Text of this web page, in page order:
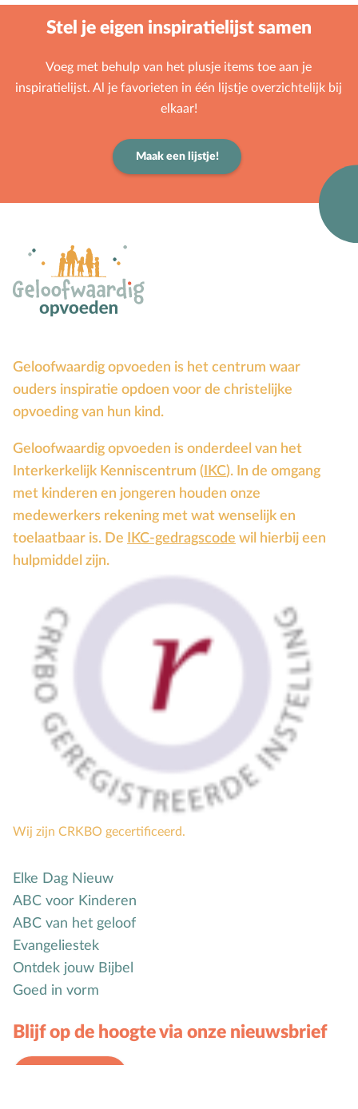
Stel je eigen inspiratielijst samen
Voeg met behulp van het plusje items toe aan je
inspiratielijst. Al je favorieten in één lijstje overzichtelijk bij
elkaar!
Maak een lijstje!
Geloofwaardig opvoeden is het centrum waar
ouders inspiratie opdoen voor de christelijke
opvoeding van hun kind.
Geloofwaardig opvoeden is onderdeel van het
Interkerkelijk Kenniscentrum ( IKC). In de omgang
met kinderen en jongeren houden onze
medewerkers rekening met wat wenselijk en
toelaatbaar is. De
IKC-gedragscode wil hierbij een
hulpmiddel zijn.
Wij zijn CRKBO gecertificeerd.
Elke Dag Nieuw
ABC voor Kinderen
ABC van het geloof
Evangeliestek
Ontdek jouw Bijbel
Goed in vorm
Blijf op de hoogte via onze nieuwsbrief